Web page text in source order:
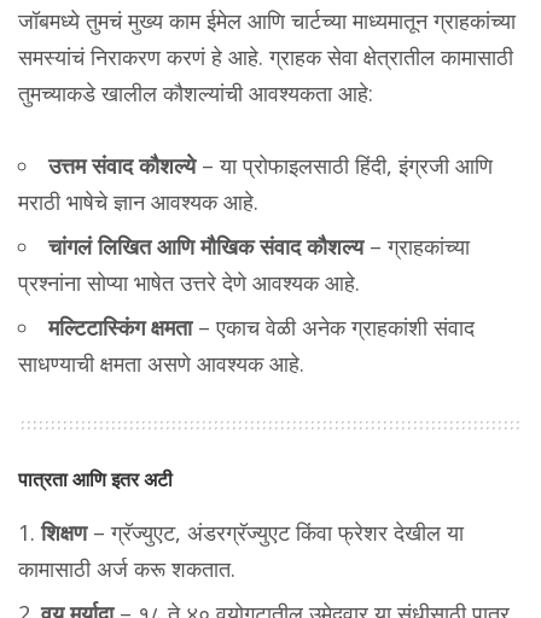
जॉबमध्ये तुमचं मुख्य काम ईमेल आणि चार्टच्या माध्यमातून ग्राहकांच्या
समस्यांचं निराकरण करणं हे आहे. ग्राहक सेवा क्षेत्रातील कामासाठी
तुमच्याकडे खालील कौशल्यांची आवश्यकता आहे:
उत्तम संवाद कौशल्ये– या प्रोफाइलसाठी हिंदी, इंग्रजी आणि
मराठी भाषेचे ज्ञान आवश्यक आहे.
चांगलं लिखित आणि मौखिक संवाद कौशल्य– ग्राहकांच्या
प्रश्नांना सोप्या भाषेत उत्तरे देणे आवश्यक आहे.
मल्टिटास्किंग क्षमता– एकाच वेळी अनेक ग्राहकांशी संवाद
साधण्याची क्षमता असणे आवश्यक आहे.
पात्रता आणि इतर अटी
शिक्षण– ग्रॅज्युएट, अंडरग्रॅज्युएट किंवा फ्रेशर देखील या
कामासाठी अर्ज करू शकतात.